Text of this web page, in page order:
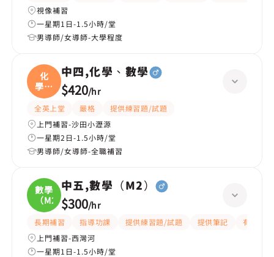
視像補習
一星期1日-1.5小時/堂
男導師/女導師-大學程度
化
學、
數學
中四,化學、數學
$420/hr
全英上堂 嚴格
提供練習題/試題
上門補習-沙田小瀝源
一星期2日-1.5小時/堂
男導師/女導師-全職補習
數學
（M2
中五,數學（M2）
$300/hr
長期補習 指導功課 提供練習題/試題 提供筆記
有耐性
上門補習-西灣河
一星期1日-1.5小時/堂